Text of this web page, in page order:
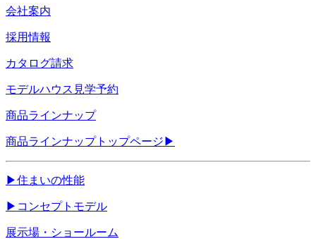
会社案内
採用情報
カタログ請求
モデルハウス見学予約
商品ラインナップ
商品ラインナップトップページ ▶
▶住まいの性能
▶ コンセプトモデル
展示場・ショールーム